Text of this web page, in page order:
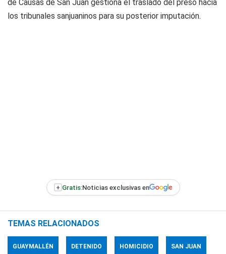
de Causas de San Juan gestiona el traslado del preso hacia
los tribunales sanjuaninos para su posterior imputación.
+ Gratis:Noticias exclusivas en
TEMAS RELACIONADOS
GUAYMALLÉN DETENIDO HOMICIDIO SAN JUAN